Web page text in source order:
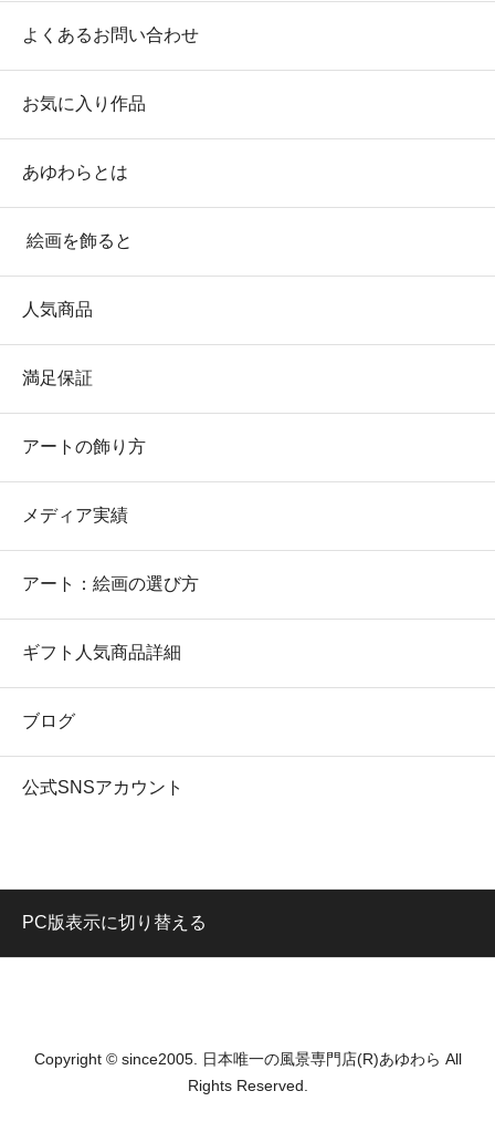
よくあるお問い合わせ
お気に入り作品
あゆわらとは
絵画を飾ると
人気商品
満足保証
アートの飾り方
メディア実績
アート：絵画の選び方
ギフト人気商品詳細
ブログ
公式SNSアカウント
PC版表示に切り替える
Copyright © since2005. 日本唯一の風景専門店(R)あゆわら All
Rights Reserved.